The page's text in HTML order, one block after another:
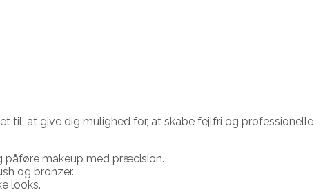
til, at give dig mulighed for, at skabe fejlfri og professionelle
påføre makeup med præcision.
og bronzer.
looks.